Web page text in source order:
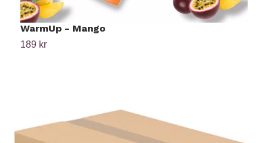
WarmUp - Mango
189 kr